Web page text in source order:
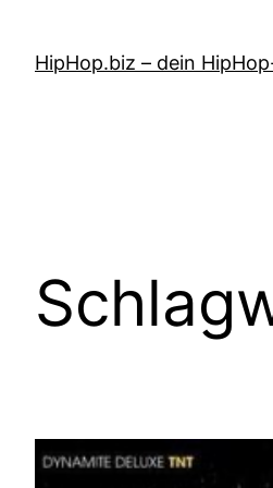
springen
HipHop.biz – dein